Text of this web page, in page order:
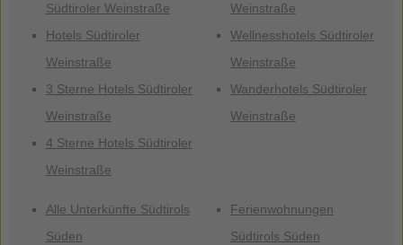
Südtiroler Weinstraße
Hotels Südtiroler
Weinstraße
3 Sterne Hotels Südtiroler
Weinstraße
4 Sterne Hotels Südtiroler
Weinstraße
Weinstraße
Wellnesshotels Südtiroler
Weinstraße
Wanderhotels Südtiroler
Weinstraße
Alle Unterkünfte Südtirols
Süden
Ferienwohnungen
Südtirols Süden